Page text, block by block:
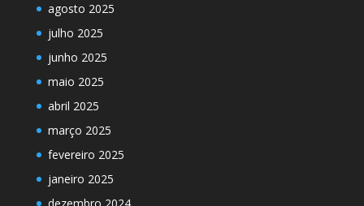
agosto 2025
julho 2025
junho 2025
maio 2025
abril 2025
março 2025
fevereiro 2025
janeiro 2025